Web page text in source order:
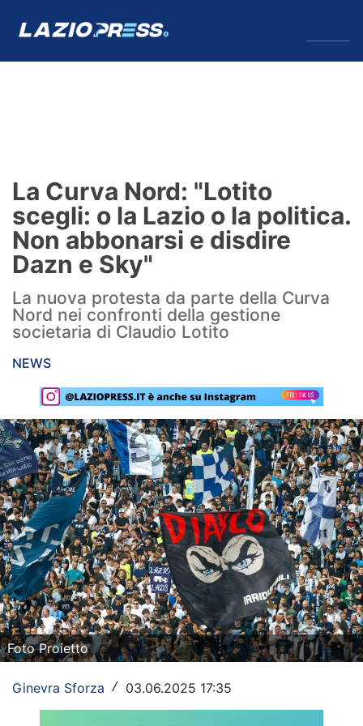
Formello
Infortuni
Primavera
Calciomercato
Rassegna Lazio
Social
Calcio
Serie A
Champions League
Europa League
Altri Sport
Formula 1
Vela
La Curva Nord: "Lotito
scegli: o la Lazio o la politica.
Non abbonarsi e disdire
Dazn e Sky"
La nuova protesta da parte della Curva
Nord nei confronti della gestione
societaria di Claudio Lotito
NEWS
Foto Proietto
Ginevra Sforza / 03.06.2025 17:35